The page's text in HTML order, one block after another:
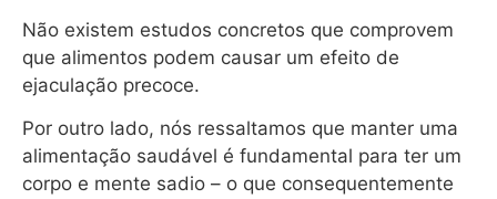
Não existem estudos concretos que comprovem
que alimentos podem causar um efeito de
ejaculação precoce.
Por outro lado, nós ressaltamos que manter uma
alimentação saudável é fundamental para ter um
corpo e mente sadio – o que consequentemente